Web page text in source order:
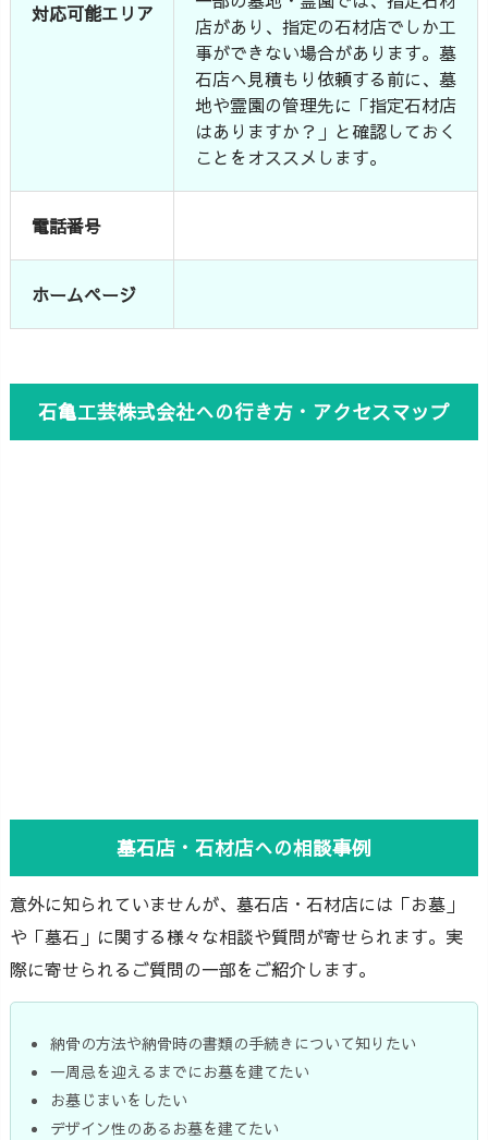
対応可能エリア
店があり、指定の石材店でしか工
事ができない場合があります。墓
石店へ見積もり依頼する前に、墓
地や霊園の管理先に「指定石材店
はありますか？」と確認しておく
ことをオススメします。
電話番号
ホームページ
石亀工芸株式会社への行き方・アクセスマップ
墓石店・石材店への相談事例
意外に知られていませんが、墓石店・石材店には「お墓」
や「墓石」に関する様々な相談や質問が寄せられます。実
際に寄せられるご質問の一部をご紹介します。
納骨の方法や納骨時の書類の手続きについて知りたい
一周忌を迎えるまでにお墓を建てたい
お墓じまいをしたい
デザイン性のあるお墓を建てたい